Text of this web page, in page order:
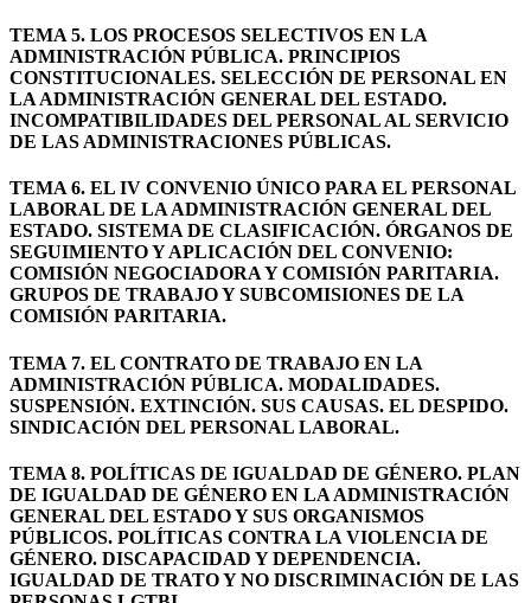
TEMA 5. LOS PROCESOS SELECTIVOS EN LA
ADMINISTRACIÓN PÚBLICA. PRINCIPIOS
CONSTITUCIONALES. SELECCIÓN DE PERSONAL EN
LA ADMINISTRACIÓN GENERAL DEL ESTADO.
INCOMPATIBILIDADES DEL PERSONAL AL SERVICIO
DE LAS ADMINISTRACIONES PÚBLICAS.
TEMA 6. EL IV CONVENIO ÚNICO PARA EL PERSONAL
LABORAL DE LA ADMINISTRACIÓN GENERAL DEL
ESTADO. SISTEMA DE CLASIFICACIÓN. ÓRGANOS DE
SEGUIMIENTO Y APLICACIÓN DEL CONVENIO:
COMISIÓN NEGOCIADORA Y COMISIÓN PARITARIA.
GRUPOS DE TRABAJO Y SUBCOMISIONES DE LA
COMISIÓN PARITARIA.
TEMA 7. EL CONTRATO DE TRABAJO EN LA
ADMINISTRACIÓN PÚBLICA. MODALIDADES.
SUSPENSIÓN. EXTINCIÓN. SUS CAUSAS. EL DESPIDO.
SINDICACIÓN DEL PERSONAL LABORAL.
TEMA 8. POLÍTICAS DE IGUALDAD DE GÉNERO. PLAN
DE IGUALDAD DE GÉNERO EN LA ADMINISTRACIÓN
GENERAL DEL ESTADO Y SUS ORGANISMOS
PÚBLICOS. POLÍTICAS CONTRA LA VIOLENCIA DE
GÉNERO. DISCAPACIDAD Y DEPENDENCIA.
IGUALDAD DE TRATO Y NO DISCRIMINACIÓN DE LAS